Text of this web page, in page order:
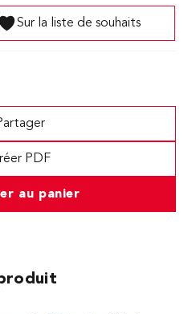
Sur la liste de souhaits
au panier
PDF